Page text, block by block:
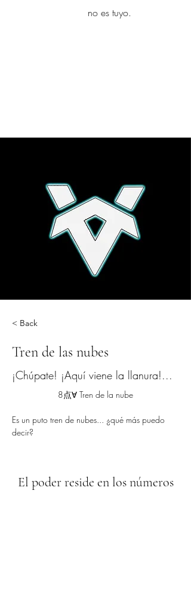
no es tuyo.
< Back
Tren de las nubes
¡Chúpate! ¡Aquí viene la llanura!...
8点∀ Tren de la nube
Es un puto tren de nubes... ¿qué más puedo
decir?
El poder reside en los números